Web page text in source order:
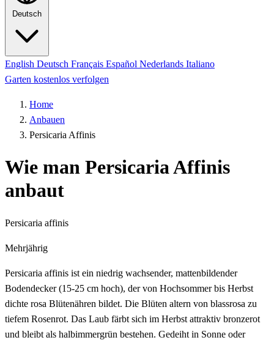
Deutsch
English Deutsch Français Español Nederlands Italiano
Garten kostenlos verfolgen
Home
Anbauen
Persicaria Affinis
Wie man Persicaria Affinis
anbaut
Persicaria affinis
Mehrjährig
Persicaria affinis ist ein niedrig wachsender, mattenbildender
Bodendecker (15-25 cm hoch), der von Hochsommer bis Herbst
dichte rosa Blütenähren bildet. Die Blüten altern von blassrosa zu
tiefem Rosenrot. Das Laub färbt sich im Herbst attraktiv bronzerot
und bleibt als halbimmergrün bestehen. Gedeiht in Sonne oder